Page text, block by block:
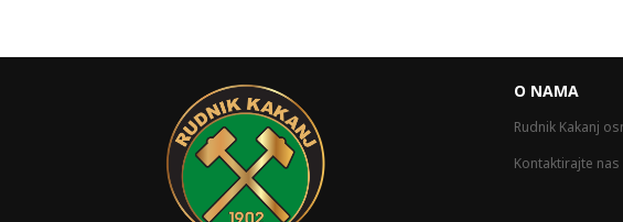
O NAMA
Rudnik Kakanj
Kontaktirajte nas